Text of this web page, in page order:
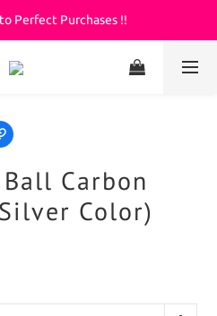
KeepDiving.com
Perfect Purchases !!
免運費
Carbon
Color)